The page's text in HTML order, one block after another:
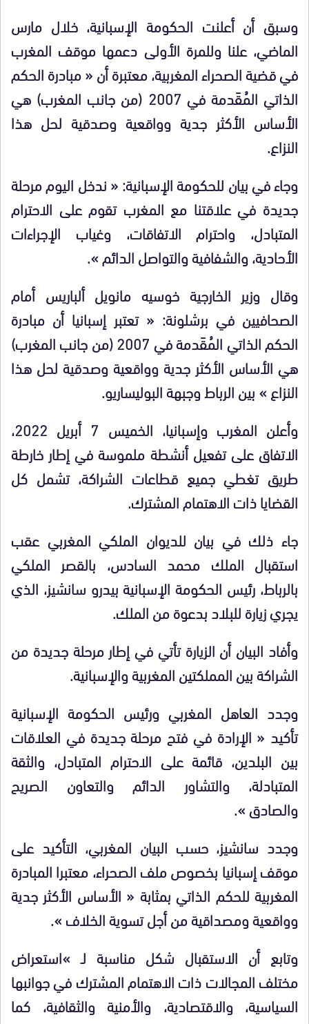
وسبق أن أعلنت الحكومة الإسبانية، خلال مارس
الماضي، علنا وللمرة الأولى دعمها موقف المغرب
في قضية الصحراء المغربية، معتبرة أن « مبادرة الحكم
الذاتي المُقَدمة في 2007 (من جانب المغرب) هي
الأساس الأكثر جدية وواقعية وصدقية لحل هذا
النزاع.
وجاء في بيان للحكومة الإسبانية: « ندخل اليوم مرحلة
جديدة في علاقتنا مع المغرب تقوم على الاحترام
المتبادل، واحترام الاتفاقات، وغياب الإجراءات
الأحادية، والشفافية والتواصل الدائم ».
وقال وزير الخارجية خوسيه مانويل ألباريس أمام
الصحافيين في برشلونة: « تعتبر إسبانيا أن مبادرة
الحكم الذاتي المُقَدمة في 2007 (من جانب المغرب)
هي الأساس الأكثر جدية وواقعية وصدقية لحل هذا
النزاع » بين الرباط وجبهة البوليساريو.
وأعلن المغرب وإسبانيا، الخميس 7 أبريل 2022،
الاتفاق على تفعيل أنشطة ملموسة في إطار خارطة
طريق تغطي جميع قطاعات الشراكة، تشمل كل
القضايا ذات الاهتمام المشترك.
جاء ذلك في بيان للديوان الملكي المغربي عقب
استقبال الملك محمد السادس، بالقصر الملكي
بالرباط، رئيس الحكومة الإسبانية بيدرو سانشيز، الذي
يجري زيارة للبلاد بدعوة من الملك.
وأفاد البيان أن الزيارة تأتي في إطار مرحلة جديدة من
الشراكة بين المملكتين المغربية والإسبانية.
وجدد العاهل المغربي ورئيس الحكومة الإسبانية
تأكيد « الإرادة في فتح مرحلة جديدة في العلاقات
بين البلدين، قائمة على الاحترام المتبادل، والثقة
المتبادلة، والتشاور الدائم والتعاون الصريح
والصادق ».
وجدد سانشيز، حسب البيان المغربي، التأكيد على
موقف إسبانيا بخصوص ملف الصحراء، معتبرا المبادرة
المغربية للحكم الذاتي بمثابة « الأساس الأكثر جدية
وواقعية ومصداقية من أجل تسوية الخلاف ».
وتابع أن الاستقبال شكل مناسبة لـ »استعراض
مختلف المجالات ذات الاهتمام المشترك في جوانبها
السياسية، والاقتصادية، والأمنية والثقافية، كما